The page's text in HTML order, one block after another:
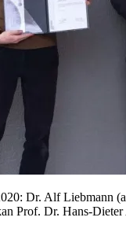
Dr. Alf Liebmann
Prof. Dr. Hans-